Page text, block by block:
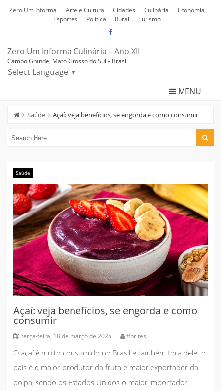
Zero Um Informa Arte e Cultura Cidades Culinária
Economia
Esportes
Política Rural Turismo
Zero Um Informa Culinária – Ano XII
Campo Grande, Mato Grosso do Sul – Brasil
Select Language ▼
MENU
Saúde Açaí: veja benefícios, se engorda e como consumir
Saúde
Açaí: veja benefícios, se engorda e como
consumir
terça-feira, 18 de março de 2025 ffbrites
O açaíé muito consumido no Brasil e também fora dele: o
país é o maior produtor da fruta e maior exportador da
polpa, sendo os Estados Unidos o maior importador.